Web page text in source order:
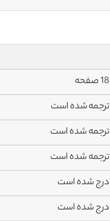
18 صفحه
ترجمه شده است
ترجمه شده است
ترجمه شده است
درج شده است
درج شده است